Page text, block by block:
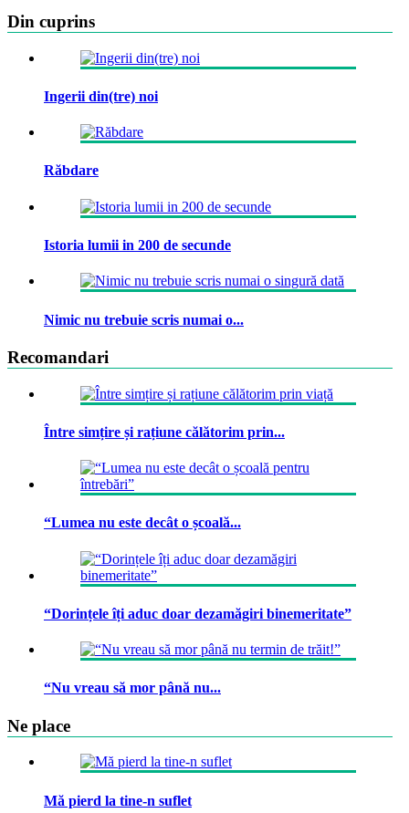
Din cuprins
Ingerii din(tre) noi
Răbdare
Istoria lumii in 200 de secunde
Nimic nu trebuie scris numai o...
Recomandari
Între simțire și rațiune călătorim prin...
“Lumea nu este decât o școală...
“Dorințele îți aduc doar dezamăgiri binemeritate”
“Nu vreau să mor până nu...
Ne place
Mă pierd la tine-n suflet